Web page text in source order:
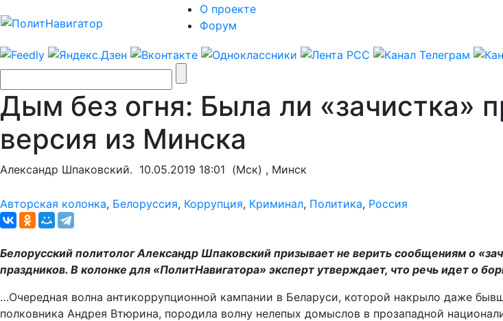
О проекте
Форум
Дым без огня: Была ли «зачистка»
версия из Минска
Александр Шпаковский. 10.05.2019 18:01 (Мск) , Минск
Авторская колонка, Белоруссия, Коррупция, Криминал, Политика, Россия
Белорусский политолог Александр Шпаковский призывает не верить сообщениям о
праздников. В колонке для «ПолитНавигатора» эксперт утверждает, что речь идет о
…Очередная волна антикоррупционной кампании в Беларуси, которой накрыло даже
полковника Андрея Втюрина, породила волну нелепых домыслов в прозападной